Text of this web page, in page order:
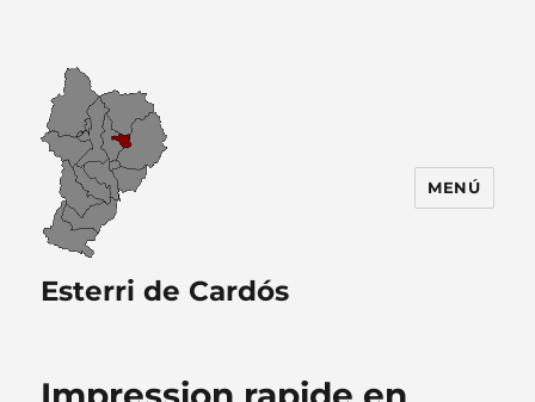
Esterri de Cardós
MENÚ